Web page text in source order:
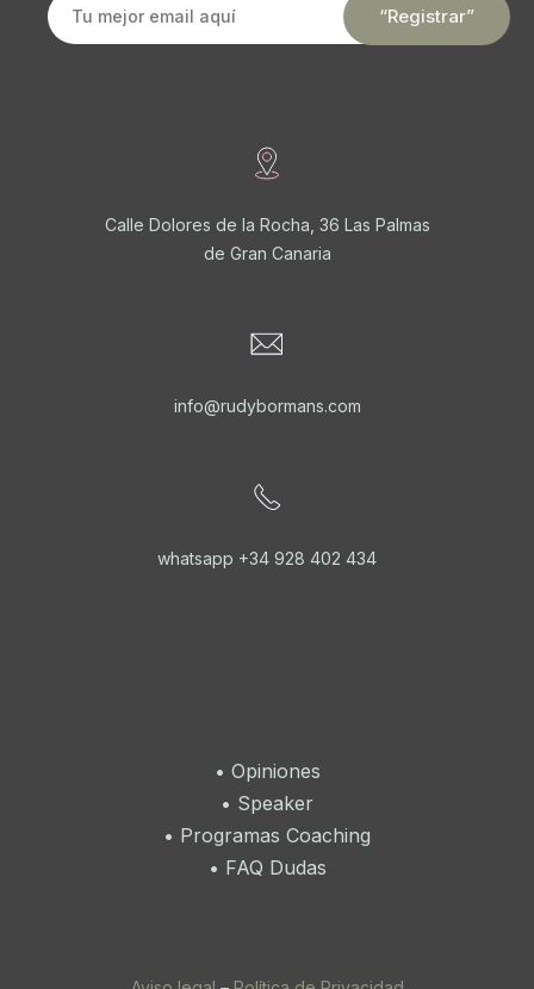
Calle Dolores de la Rocha, 36 Las Palmas
de Gran Canaria
info@rudybormans.com
whatsapp +34 928 402 434
• Opiniones
• Speaker
• Programas Coaching
• FAQ Dudas